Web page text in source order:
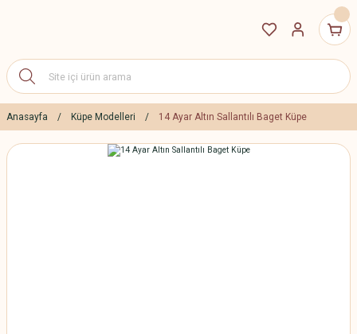
Anasayfa Küpe Modelleri 14 Ayar Altın Sallantılı Baget Küpe